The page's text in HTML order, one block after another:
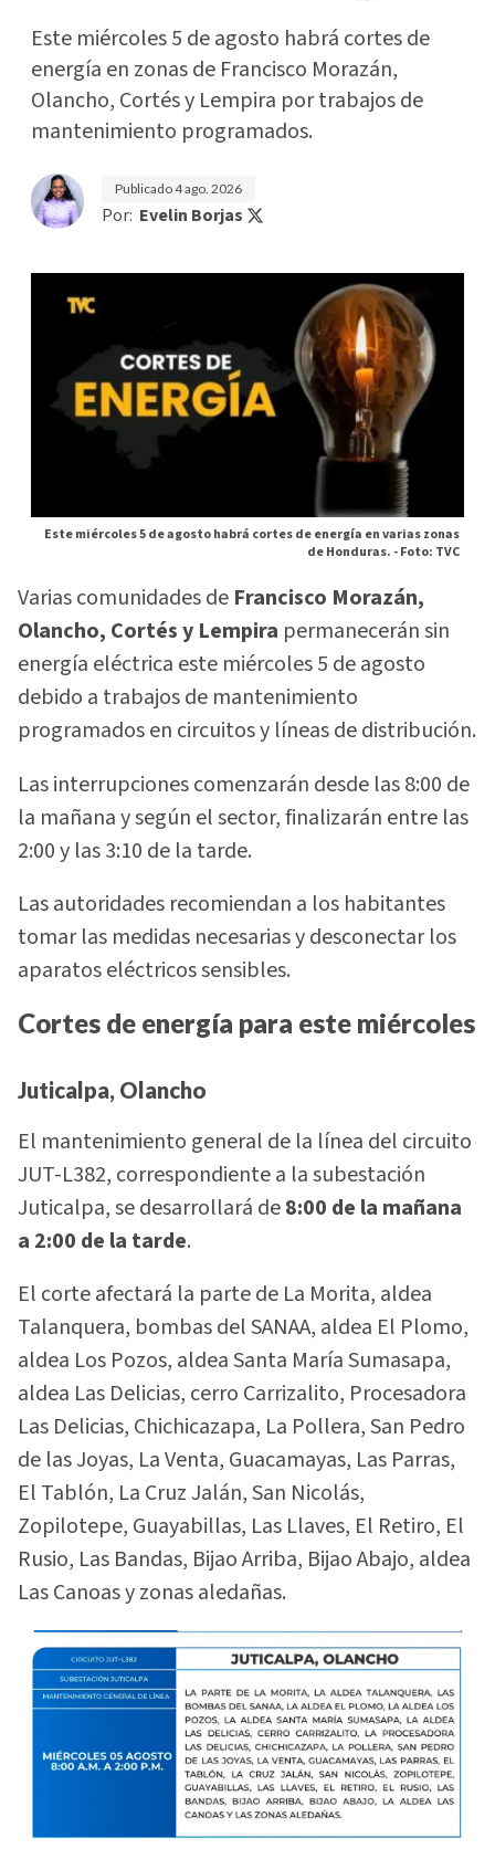
Este miércoles 5 de agosto habrá cortes de
energía en zonas de Francisco Morazán,
Olancho, Cortés y Lempira por trabajos de
mantenimiento programados.
Publicado4 ago. 2026
Por: Evelin Borjas
Este miércoles 5 de agosto habrá cortes de energía en varias zonas
de Honduras. -Foto: TVC
Varias comunidades de Francisco Morazán,
Olancho, Cortés y Lempira permanecerán sin
energía eléctrica este miércoles 5 de agosto
debido a trabajos de mantenimiento
programados en circuitos y líneas de distribución.
Las interrupciones comenzarán desde las 8:00 de
la mañana y según el sector, finalizarán entre las
2:00 y las 3:10 de la tarde.
Las autoridades recomiendan a los habitantes
tomar las medidas necesarias y desconectar los
aparatos eléctricos sensibles.
Cortes de energía para este miércoles
Juticalpa, Olancho
El mantenimiento general de la línea del circuito
JUT-L382, correspondiente a la subestación
Juticalpa, se desarrollará de8:00 de la mañana
a 2:00 de la tarde.
El corte afectará la parte de La Morita, aldea
Talanquera, bombas del SANAA, aldea El Plomo,
aldea Los Pozos, aldea Santa María Sumasapa,
aldea Las Delicias, cerro Carrizalito, Procesadora
Las Delicias, Chichicazapa, La Pollera, San Pedro
de las Joyas, La Venta, Guacamayas, Las Parras,
El Tablón, La Cruz Jalán, San Nicolás,
Zopilotepe, Guayabillas, Las Llaves, El Retiro, El
Rusio, Las Bandas, Bijao Arriba, Bijao Abajo, aldea
Las Canoas y zonas aledañas.